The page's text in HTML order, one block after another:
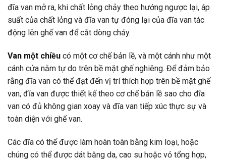
đĩa van mở ra, khi chất lỏng chảy theo hướng ngược lại, áp
suất của chất lỏng và đĩa van tự đóng lại của đĩa van tác
động lên ghế van để cắt dòng chảy.
Van một chiều có một cơ chế bản lề, và một cánh như một
cánh cửa nằm tự do trên bề mặt ghế nghiêng. Để đảm bảo
rằng đĩa van có thể đạt đến vị trí thích hợp trên bề mặt ghế
van, đĩa van được thiết kế theo cơ chế bản lề sao cho đĩa
van có đủ không gian xoay và đĩa van tiếp xúc thực sự và
toàn diện với ghế van.
Các đĩa có thể được làm hoàn toàn bằng kim loại, hoặc
chúng có thể được dát bằng da, cao su hoặc vỏ tổng hợp,